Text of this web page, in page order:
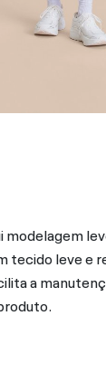
modelagem
tecido leve e
a